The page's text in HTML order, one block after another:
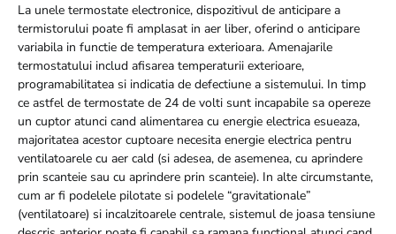
La unele termostate electronice, dispozitivul de anticipare a
termistorului poate fi amplasat in aer liber, oferind o anticipare
variabila in functie de temperatura exterioara. Amenajarile
termostatului includ afisarea temperaturii exterioare,
programabilitatea si indicatia de defectiune a sistemului. In timp
ce astfel de termostate de 24 de volti sunt incapabile sa opereze
un cuptor atunci cand alimentarea cu energie electrica esueaza,
majoritatea acestor cuptoare necesita energie electrica pentru
ventilatoarele cu aer cald (si adesea, de asemenea, cu aprindere
prin scanteie sau cu aprindere prin scanteie). In alte circumstante,
cum ar fi podelele pilotate si podelele “gravitationale”
(ventilatoare) si incalzitoarele centrale, sistemul de joasa tensiune